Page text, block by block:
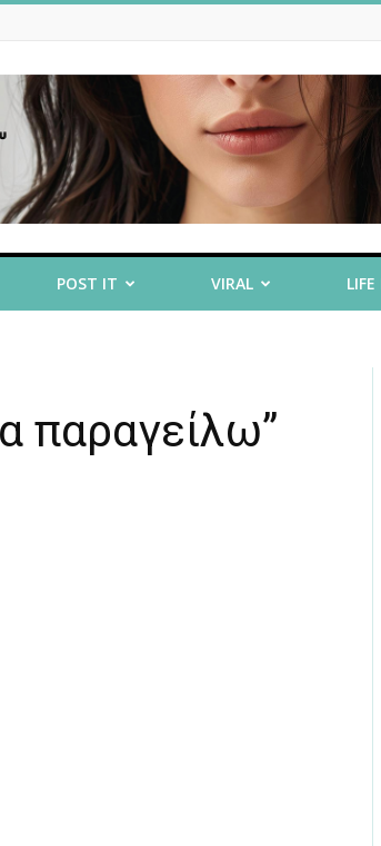
POST IT VIRAL
παραγείλω”